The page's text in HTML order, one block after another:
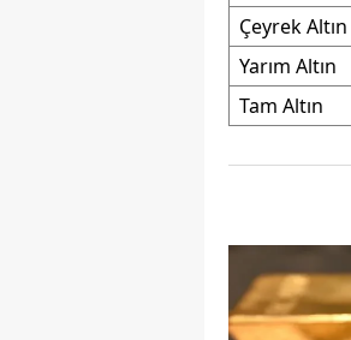
Çeyrek Altın
Yarım Altın
Tam Altın